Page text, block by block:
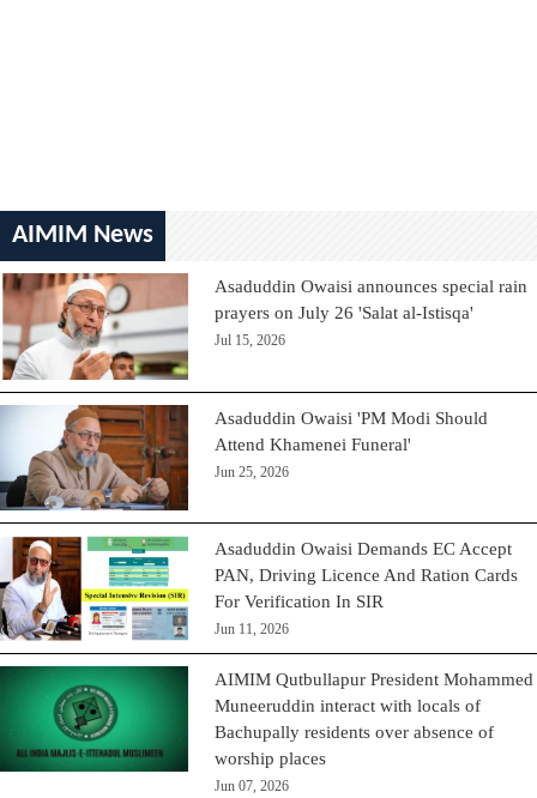
AIMIM News
Asaduddin Owaisi announces special rain
prayers on July 26 'Salat al-Istisqa'
Jul 15, 2026
Asaduddin Owaisi 'PM Modi Should
Attend Khamenei Funeral'
Jun 25, 2026
Asaduddin Owaisi Demands EC Accept
PAN, Driving Licence And Ration Cards
For Verification In SIR
Jun 11, 2026
AIMIM Qutbullapur President Mohammed
Muneeruddin interact with locals of
Bachupally residents over absence of
worship places
Jun 07, 2026